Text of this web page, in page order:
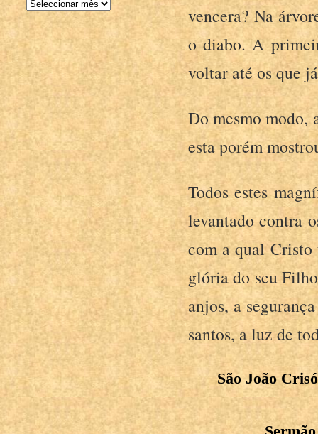
vencera? Na
o diabo. A
voltar até os que
Do mesmo modo,
esta porém
Todos estes
levantado contra
com a qual Cristo
glória do seu
anjos, a
santos, a luz de
São João